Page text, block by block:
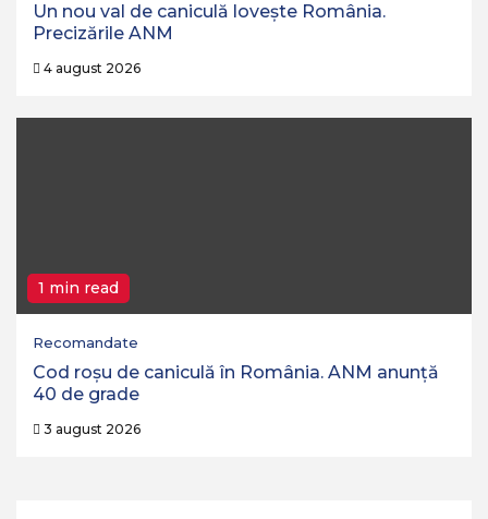
Un nou val de caniculă lovește România.
Precizările ANM
4 august 2026
1 min read
Recomandate
Cod roșu de caniculă în România. ANM anunță
40 de grade
3 august 2026